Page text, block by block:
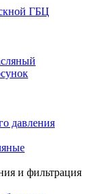
ГБЦ
давления
и фильтрация